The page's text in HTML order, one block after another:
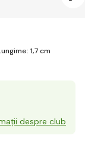
1,7 cm
despre club